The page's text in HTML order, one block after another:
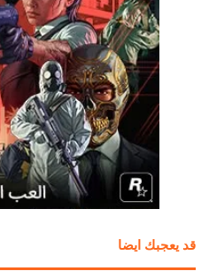
قد يعجبك ايضا